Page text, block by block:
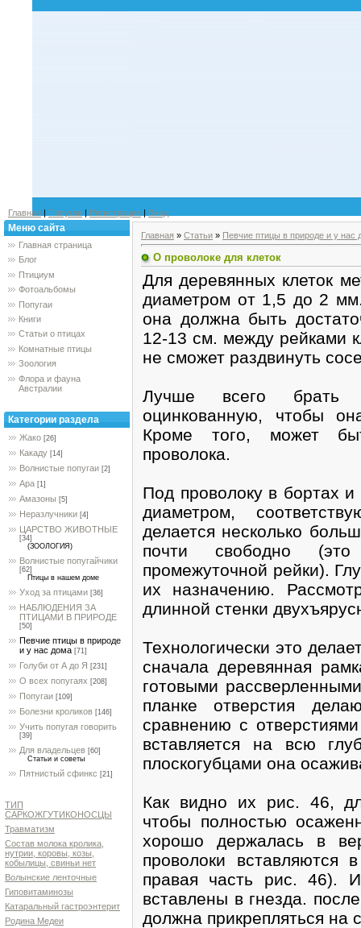
Главная | Попугаи | Регистрация | Вход
Меню сайта
Главная страница
Блог
Птициум
Фотоальбомы
Попугаи
Книги
Статьи о птицах
Комнатные птицы
Зоология
Флора и фауна
Австралии
Категории раздела
Жако [26]
Какаду [14]
Волнистые попугаи [2]
Ара [1]
Амазоны [5]
Неразлучники [4]
ЦАРСТВО ЖИВОТНЫЕ
[34]
(ЗООЛОГИЯ)
Волнистые попугайчики
[62]
Птицы в нашем доме
Уход за птицами [36]
НАБЛЮДЕНИЯ ЗА
ПТИЦАМИ В ПРИРОДЕ
[50]
Певчие птицы в природе
и у нас дома [71]
Голуби от А до Я [231]
О всех попугаях [208]
Попугаи [109]
Болезни кроликов [146]
Учить попугая говорить
[39]
Для владельцев [60]
Статьи и советы
Пятнистый сфинкс [21]
ТИП
САРКОЖГУТИКОНОСЦЫ
Травматизм
Состав молока кролика,
нутрии, коровы, козы,
кобылицы, свиньи нет
Волынские ленточные
Гиповитаминозы
Катаральный гастроэнтерит
Родина Медеи
Главная » Статьи » Певчие птицы в природе и у нас
О проволоке для клеток
Для деревянных клеток
диаметром от 1,5 до 2
она должна быть
12-13 см. между рейками
не сможет раздвинуть
Лучше всего брать
оцинкованную, чтобы
Кроме того, может
проволока.
Под проволоку в бортах и
диаметром,
делается несколько
почти свободно
промежуточной рейки).
их назначению.
длинной стенки
Технологически это
сначала деревянная
готовыми
планке отверстия
сравнению с
вставляется на всю
плоскогубцами она
Как видно их рис. 46,
чтобы полностью
хорошо держалась в
проволоки вставляются
правая часть рис. 46).
вставлены в гнезда.
должна прикрепляться на